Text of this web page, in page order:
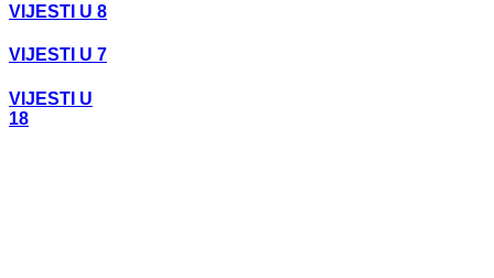
VIJESTI U 8
VIJESTI U 7
VIJESTI U
18